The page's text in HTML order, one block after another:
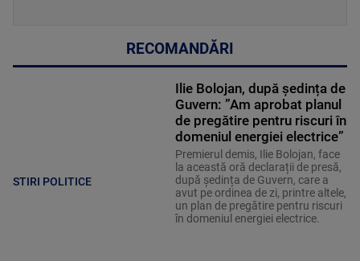
RECOMANDĂRI
STIRI POLITICE
Ilie Bolojan, după ședința de
Guvern: ”Am aprobat planul
de pregătire pentru riscuri în
domeniul energiei electrice”
Premierul demis, Ilie Bolojan, face
la această oră declarații de presă,
după ședința de Guvern, care a
avut pe ordinea de zi, printre altele,
un plan de pregătire pentru riscuri
în domeniul energiei electrice.